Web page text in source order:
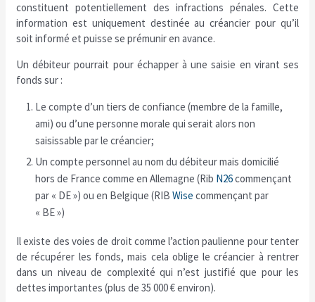
constituent potentiellement des infractions pénales. Cette
information est uniquement destinée au créancier pour qu’il
soit informé et puisse se prémunir en avance.
Un débiteur pourrait pour échapper à une saisie en virant ses
fonds sur :
Le compte d’un tiers de confiance (membre de la famille,
ami) ou d’une personne morale qui serait alors non
saisissable par le créancier;
Un compte personnel au nom du débiteur mais domicilié
hors de France comme en Allemagne (Rib N26commençant
par « DE ») ou en Belgique (RIBWisecommençant par
« BE »)
Il existe des voies de droit comme l’action paulienne pour tenter
de récupérer les fonds, mais cela oblige le créancier à rentrer
dans un niveau de complexité qui n’est justifié que pour les
dettes importantes (plus de 35 000 € environ).